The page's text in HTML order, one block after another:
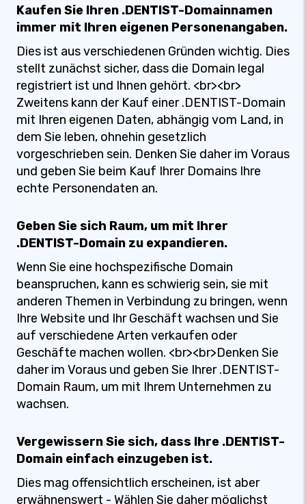
Kaufen Sie Ihren .DENTIST-Domainnamen
immer mit Ihren eigenen Personenangaben.
Dies ist aus verschiedenen Gründen wichtig. Dies
stellt zunächst sicher, dass die Domain legal
registriert ist und Ihnen gehört. <br><br>
Zweitens kann der Kauf einer .DENTIST-Domain
mit Ihren eigenen Daten, abhängig vom Land, in
dem Sie leben, ohnehin gesetzlich
vorgeschrieben sein. Denken Sie daher im Voraus
und geben Sie beim Kauf Ihrer Domains Ihre
echte Personendaten an.
Geben Sie sich Raum, um mit Ihrer
.DENTIST-Domain zu expandieren.
Wenn Sie eine hochspezifische Domain
beanspruchen, kann es schwierig sein, sie mit
anderen Themen in Verbindung zu bringen, wenn
Ihre Website und Ihr Geschäft wachsen und Sie
auf verschiedene Arten verkaufen oder
Geschäfte machen wollen. <br><br>Denken Sie
daher im Voraus und geben Sie Ihrer .DENTIST-
Domain Raum, um mit Ihrem Unternehmen zu
wachsen.
Vergewissern Sie sich, dass Ihre .DENTIST-
Domain einfach einzugeben ist.
Dies mag offensichtlich erscheinen, ist aber
erwähnenswert - Wählen Sie daher möglichst